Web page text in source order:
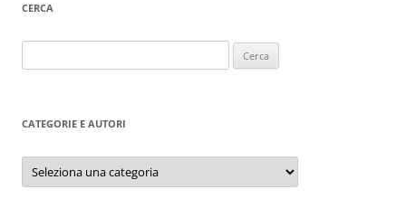
CERCA
per:
CATEGORIE E AUTORI
Categorie
autori